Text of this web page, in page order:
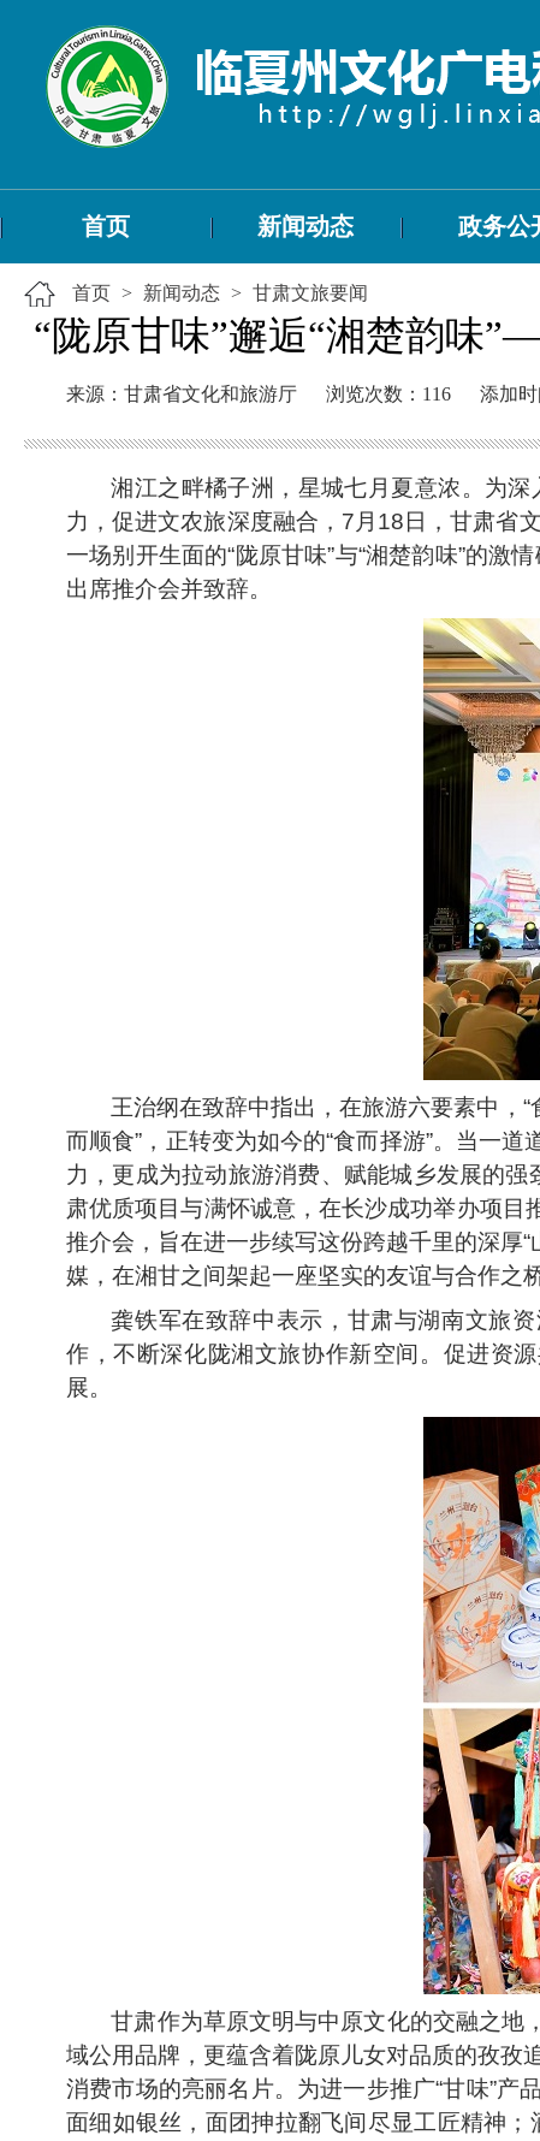
首页 新闻动态 政务公
首页 > 新闻动态 > 甘肃文旅要闻
“陇原甘味”邂逅“湘楚韵味
来源：甘肃省文化和旅游厅 浏览次数： 116 添加时
湘江之畔橘子洲，星城七月夏意浓。为
力，促进文农旅深度融合，7月18日，甘肃省
一场别开生面的“陇原甘味”与“湘楚韵味”的
出席推介会并致辞。
王治纲在致辞中指出，在旅游六要素中，
而顺食”，正转变为如今的“食而择游”。当一
力，更成为拉动旅游消费、赋能城乡发展的
肃优质项目与满怀诚意，在长沙成功举办项目
推介会，旨在进一步续写这份跨越千里的深厚
媒，在湘甘之间架起一座坚实的友谊与合作之
龚铁军在致辞中表示，甘肃与湖南文旅
作，不断深化陇湘文旅协作新空间。促进资
展。
甘肃作为草原文明与中原文化的交融之地
域公用品牌，更蕴含着陇原儿女对品质的孜孜
消费市场的亮丽名片。为进一步推广“甘味”产
面细如银丝，面团抻拉翻飞间尽显工匠精神